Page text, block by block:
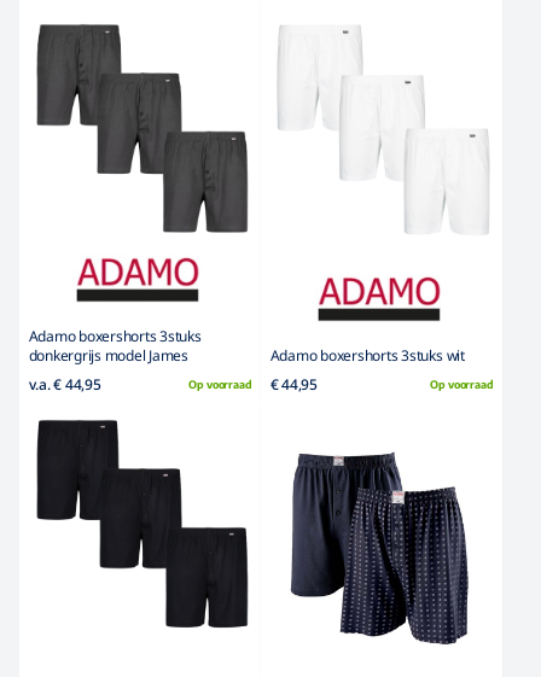
Adamo boxershorts 3stuks
donkergrijs model James
v.a. € 44,95
Op voorraad
Adamo boxershorts 3stuks wit
€ 44,95
Op voorraad